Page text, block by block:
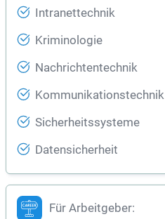
Intranettechnik
Kriminologie
Nachrichtentechnik
Kommunikationstechnik
Sicherheitssysteme
Datensicherheit
Für Arbeitgeber: